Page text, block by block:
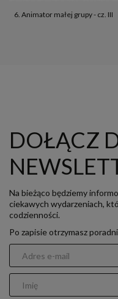
6. Animator małej grupy - cz. III
DOŁĄCZ
Na bieżąco będziemy
ciekawych wydarzeniach,
codzienności.
Po zapisie otrzymasz